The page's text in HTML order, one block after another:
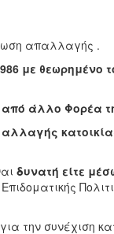
απαλλαγής .
με
από άλλο Φορέα
δυνατή είτε
την συνέχιση